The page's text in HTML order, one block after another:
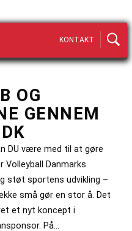
KONTAKT
OG
GENNEM
DU være med til at gøre
Danmarks
støt sportens udvikling –
små gør en stor å. Det
et nyt koncept i
På…